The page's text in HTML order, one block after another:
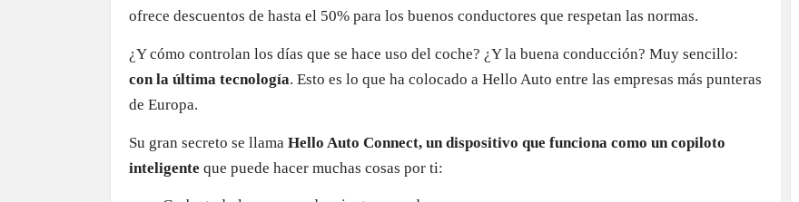
ofrece descuentos de hasta el 50% para los buenos conductores que respetan las normas.
¿Y cómo controlan los días que se hace uso del coche? ¿Y la buena conducción? Muy sencillo:
con la última tecnología. Esto es lo que ha colocado a Hello Auto entre las empresas más punteras
de Europa.
Su gran secreto se llama Hello Auto Connect, un dispositivo que funciona como un copiloto
inteligente que puede hacer muchas cosas por ti: